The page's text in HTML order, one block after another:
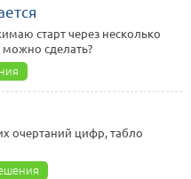
старт через несколько
можно сделать?
очертаний цифр, табло